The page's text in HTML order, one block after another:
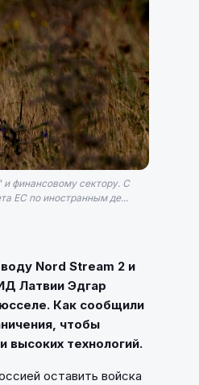
финансовому сектору. С
ЕС по иностранным де...
Nord Stream 2 и
Латвии Эдгар
Как сообщили
чтобы
высоких технологий.
оставить войска